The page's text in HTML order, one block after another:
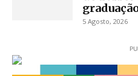
5 Agosto, 2026